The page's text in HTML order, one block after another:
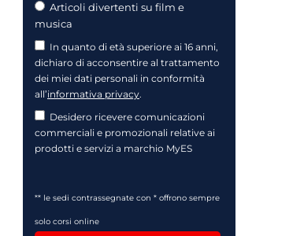
Articoli divertenti su film e
musica
In quanto di età superiore ai 16 anni,
dichiaro di acconsentire al trattamento
dei miei dati personali in conformità
all’informativa privacy.
Desidero ricevere comunicazioni
commerciali e promozionali relative ai
prodotti e servizi a marchio MyES
** le sedi contrassegnate con * offrono sempre
solo corsi online